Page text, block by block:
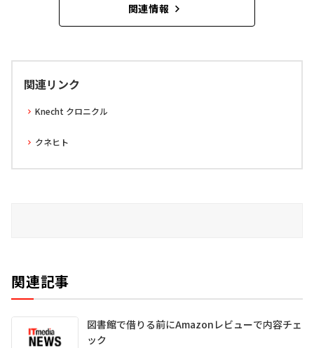
関連情報
関連リンク
Knecht クロニクル
クネヒト
関連記事
図書館で借りる前にAmazonレビューで内容チェ
ック